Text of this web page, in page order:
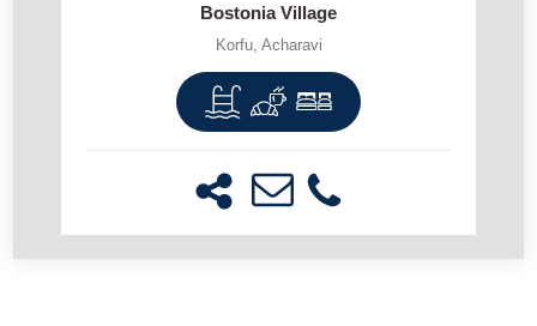
Bostonia Village
Korfu, Acharavi